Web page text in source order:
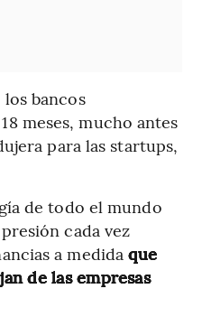
bancos
meses, mucho antes
para las startups,
de todo el mundo
cada vez
a medida que
de las empresas